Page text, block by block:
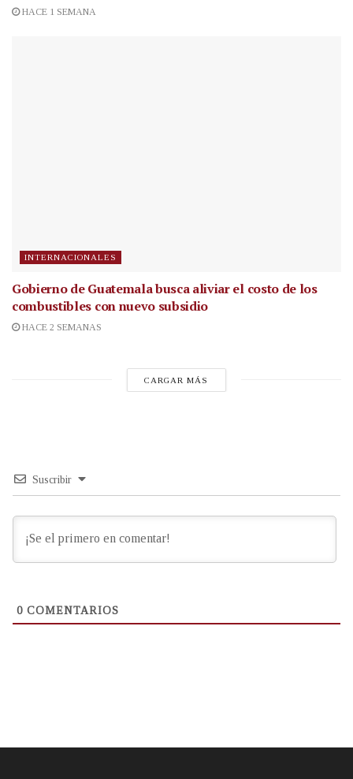
HACE 1 SEMANA
INTERNACIONALES
Gobierno de Guatemala busca aliviar el costo de los
combustibles con nuevo subsidio
HACE 2 SEMANAS
CARGAR MÁS
Suscribir
0 COMENTARIOS